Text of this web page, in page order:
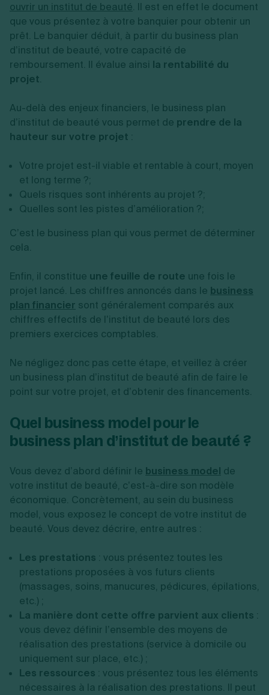
ouvrir un institut de beauté. Il est en effet le document
que vous présentez à votre banquier pour obtenir un
prêt. Le banquier déduit, à partir du business plan
d’institut de beauté, votre capacité de
remboursement. Il évalue ainsi la rentabilité du
projet.
Au-delà des enjeux financiers, le business plan
d’institut de beauté vous permet de prendre de la
hauteur sur votre projet :
Votre projet est-il viable et rentable à court, moyen
et long terme ?;
Quels risques sont inhérents au projet ?;
Quelles sont les pistes d’amélioration ?;
C’est le business plan qui vous permet de déterminer
cela.
Enfin, il constitue une feuille de route une fois le
projet lancé. Les chiffres annoncés dans le business
plan financier sont généralement comparés aux
chiffres effectifs de l’institut de beauté lors des
premiers exercices comptables.
Ne négligez donc pas cette étape, et veillez à créer
un business plan d’institut de beauté afin de faire le
point sur votre projet, et d’obtenir des financements.
Quel business model pour le
business plan d’institut de beauté ?
Vous devez d’abord définir le business model de
votre institut de beauté, c’est-à-dire son modèle
économique. Concrètement, au sein du business
model, vous exposez le concept de votre institut de
beauté. Vous devez décrire, entre autres :
Les prestations : vous présentez toutes les
prestations proposées à vos futurs clients
(massages, soins, manucures, pédicures, épilations,
etc.) ;
La manière dont cette offre parvient aux clients :
vous devez définir l’ensemble des moyens de
réalisation des prestations (service à domicile ou
uniquement sur place, etc.) ;
Les ressources : vous présentez tous les éléments
nécessaires à la réalisation des prestations. Il peut